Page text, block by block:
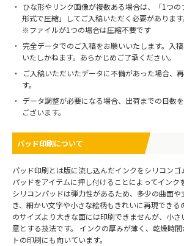
ひな形やリンク画像が複数ある場合は、「1つ
形式で圧縮」してご入稿いただく必要があります
※ファイルが1つの場合は圧縮不要です
完全データでのご入稿をお願いいたします。入
いたしかねます。あらかじめご了承ください。
ご入稿いただいたデータに不備があった場合、
す。
データ調整が必要になる場合、出荷までの日数
ございます。
パッド印刷について
パッド印刷とは版に流し込んだインクをシリコンゴ
パッドをアイテムに押し付けることによってインク
シリコンパッドは弾力性があるため、多少の曲面
き、細かい文字や小さな絵柄もきれいに再現できる
のサイズより大きな面には印刷できませんが、小さ
意とする技法です。 インクの厚みが薄く、乾燥時
トの印刷にも向いています。